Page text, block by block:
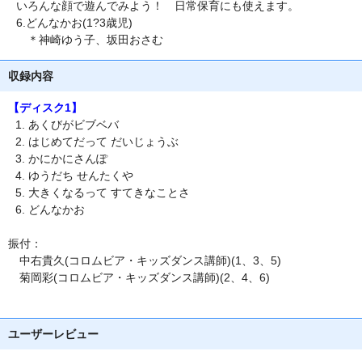
いろんな顔で遊んでみよう！ 日常保育にも使えます。
6.どんなかお(1?3歳児)
＊神崎ゆう子、坂田おさむ
収録内容
【ディスク1】
あくびがビブベバ
はじめてだって だいじょうぶ
かにかにさんぽ
ゆうだち せんたくや
大きくなるって すてきなことさ
どんなかお
振付：
中右貴久(コロムビア・キッズダンス講師)(1、3、5)
菊岡彩(コロムビア・キッズダンス講師)(2、4、6)
ユーザーレビュー